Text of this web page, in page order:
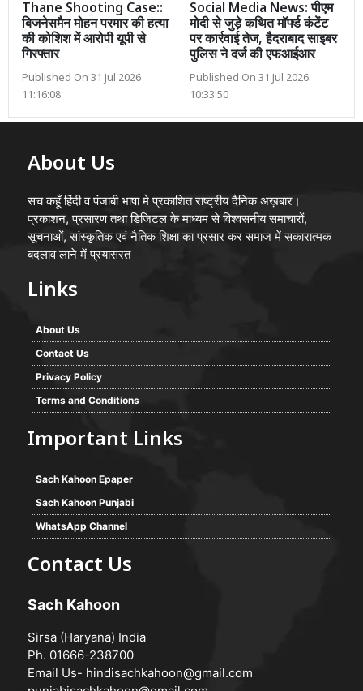
Thane Shooting Case::
बिजनेसमैन मोहन परमार की हत्या
की कोशिश में आरोपी यूपी से
गिरफ्तार
Published On 31 Jul 2026
11:16:08
Social Media News: पीएम
मोदी से जुड़े कथित मॉर्फ्ड कंटेंट
पर कार्रवाई तेज, हैदराबाद साइबर
पुलिस ने दर्ज की एफआईआर
Published On 31 Jul 2026
10:33:50
About Us
सच कहूँ हिंदी व पंजाबी भाषा मे प्रकाशित राष्ट्रीय दैनिक अख़बार।
प्रकाशन, प्रसारण तथा डिजिटल के माध्यम से विश्वसनीय समाचारों,
सूचनाओं, सांस्कृतिक एवं नैतिक शिक्षा का प्रसार कर समाज में सकारात्मक
बदलाव लाने में प्रयासरत
Links
About Us
Contact Us
Privacy Policy
Terms and Conditions
Important Links
Sach Kahoon Epaper
Sach Kahoon Punjabi
WhatsApp Channel
Contact Us
Sach Kahoon
Sirsa (Haryana) India
Ph. 01666-238700
Email Us- hindisachkahoon@gmail.com